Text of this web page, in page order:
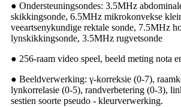
● Ondersteuningsondes: 3.5MHz
skikkingsonde, 6.5MHz mikrokonvekse
veeartsenykundige rektale sonde, 7.5MHz
lynskikkingsonde, 3.5MHz rugvetsonde
● 256-raam video speel, beeld meting nota
● Beeldverwerking: γ-korreksie (0-7),
lynkorrelasie (0-5), randverbetering (0-3),
sestien soorte pseudo - kleurverwerking.